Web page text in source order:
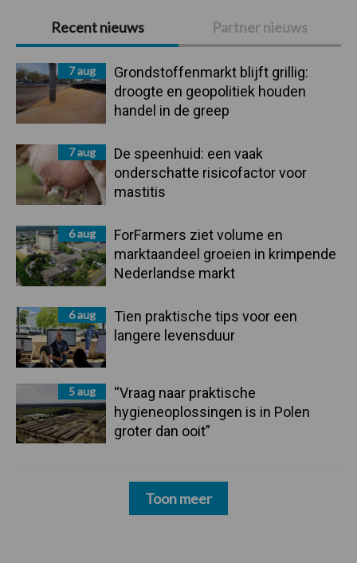
Primaire
Sidebar
Recent nieuws Partner nieuws
7 aug
Grondstoffenmarkt blijft grillig:
droogte en geopolitiek houden
handel in de greep
7 aug
De speenhuid: een vaak
onderschatte risicofactor voor
mastitis
6 aug
ForFarmers ziet volume en
marktaandeel groeien in krimpende
Nederlandse markt
6 aug
Tien praktische tips voor een
langere levensduur
5 aug
“Vraag naar praktische
hygieneoplossingen is in Polen
groter dan ooit”
Toon meer